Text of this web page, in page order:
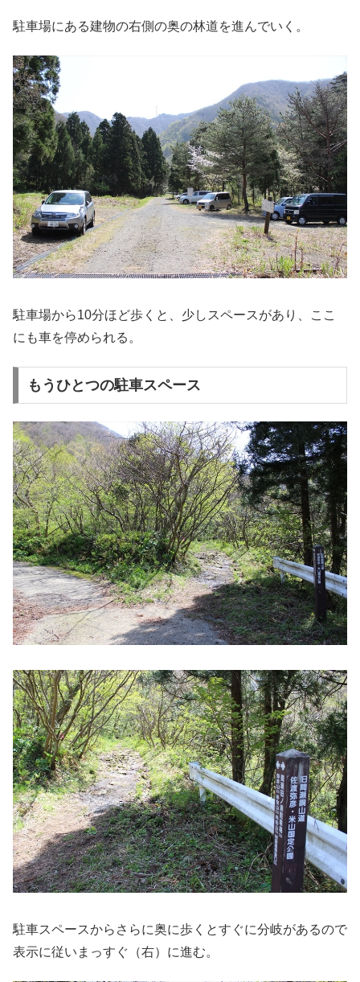
駐車場にある建物の右側の奥の林道を進んでいく。
駐車場から10分ほど歩くと、少しスペースがあり、ここ
にも車を停められる。
もうひとつの駐車スペース
駐車スペースからさらに奥に歩くとすぐに分岐があるので
表示に従いまっすぐ（右）に進む。